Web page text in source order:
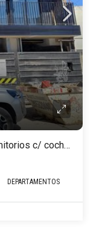
Departamento en venta de 2 dormitorios c/ cochera en Naposta
DEPARTAMENTOS